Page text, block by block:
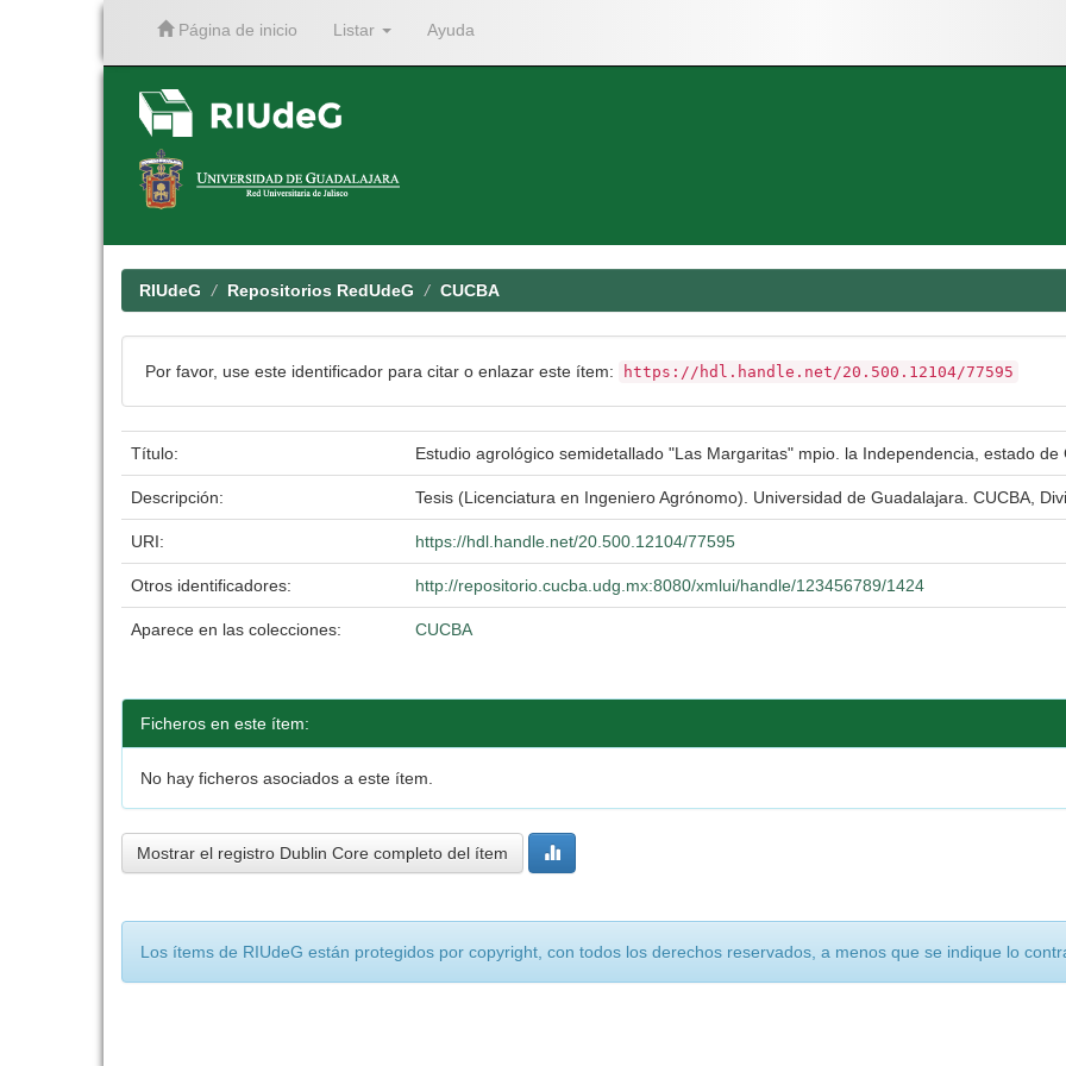
Página de inicio Listar Ayuda
RIUdeG Repositorios RedUdeG CUCBA
Por favor, use este identificador para citar o enlazar este ítem: https://hdl.handle.net/20.500.12104/77595
Título: Estudio agrológico semidetallado "Las Margaritas" mpio. la Independencia, estado de
Descripción: Tesis (Licenciatura en Ingeniero Agrónomo). Universidad de Guadalajara. CUCBA,
URI: https://hdl.handle.net/20.500.12104/77595
Otros identificadores: http://repositorio.cucba.udg.mx:8080/xmlui/handle/123456789/1424
Aparece en las colecciones: CUCBA
Ficheros en este ítem:
No hay ficheros asociados a este ítem.
Mostrar el registro Dublin Core completo del ítem
Los ítems de RIUdeG están protegidos por copyright, con todos los derechos reservados, a menos que se indique lo